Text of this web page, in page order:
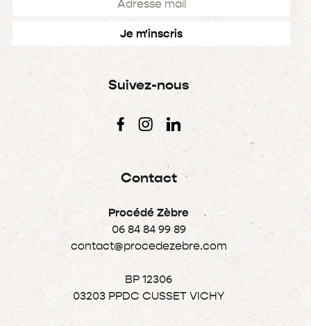
Suivez-nous
Contact
Procédé Zèbre
06 84 84 99 89
contact@procedezebre.com
BP 12306
03203 PPDC CUSSET VICHY